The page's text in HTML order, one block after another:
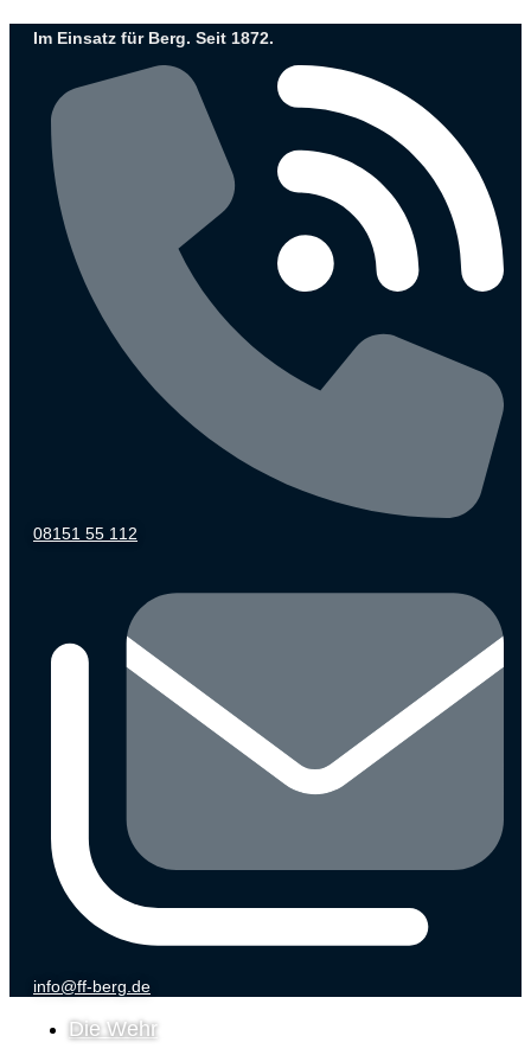
InhaltIm Einsatz für Berg. Seit 1872.
08151 55 112
info@ff-berg.de
Die Wehr